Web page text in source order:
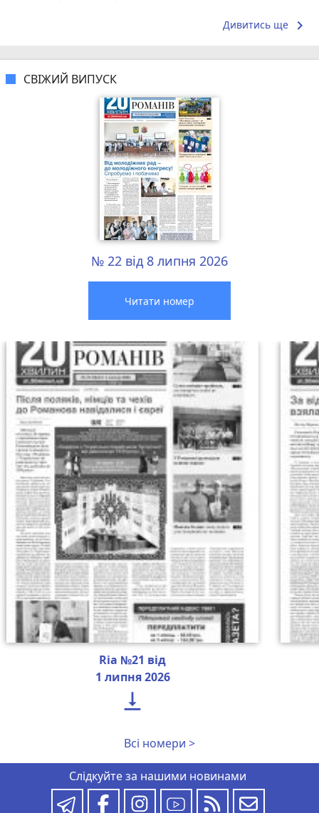
Дивитись ще keyboard_arrow_right
СВІЖИЙ ВИПУСК
№ 22 від 8 липня 2026
Читати номер
Ria №21 від
1 липня 2026

Всі номери >
Слідкуйте за нашими новинами